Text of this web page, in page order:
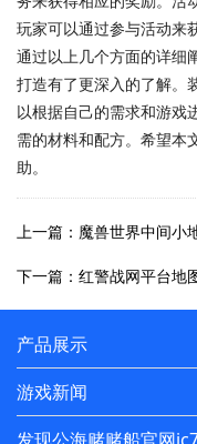
玩家可以通过参与活动来
通过以上几个方面的详细
打造有了更深入的了解。
以根据自己的需求和游戏
需的材料和配方。希望本
助。
上一篇：魔兽世界中间
下一篇：红警战网平台地
产品展示
游戏新闻